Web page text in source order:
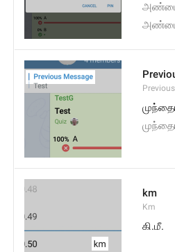
km
Km
கி.மீ.